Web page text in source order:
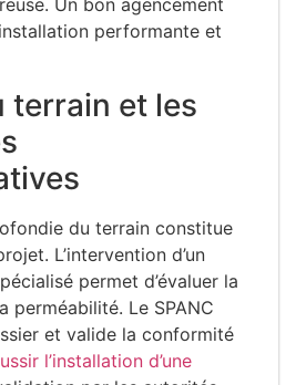
Un bon agencement
performante et
terrain et les
du terrain constitue
L’intervention d’un
permet d’évaluer la
perméabilité. Le SPANC
et valide la conformité
l’installation d’une